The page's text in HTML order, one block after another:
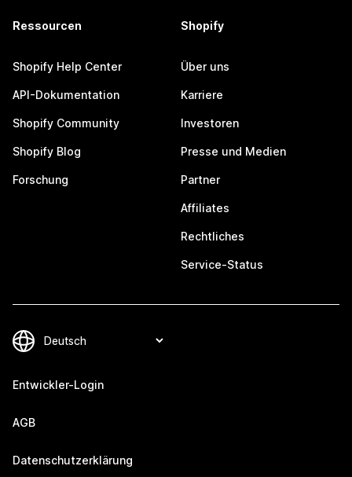
Ressourcen
Shopify Help Center
API-Dokumentation
Shopify Community
Shopify Blog
Forschung
Shopify
Über uns
Karriere
Investoren
Presse und Medien
Partner
Affiliates
Rechtliches
Service-Status
Entwickler-Login
AGB
Datenschutzerklärung